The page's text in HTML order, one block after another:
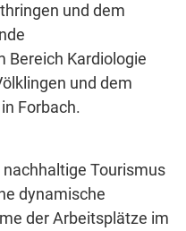
und dem
Bereich Kardiologie
und dem
Forbach.
Tourismus
dynamische
der Arbeitsplätze im